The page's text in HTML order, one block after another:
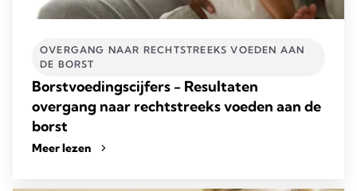
OVERGANG NAAR RECHTSTREEKS VOEDEN AAN
DE BORST
Borstvoedingscijfers - Resultaten
overgang naar rechtstreeks voeden aan de
borst
Meer lezen